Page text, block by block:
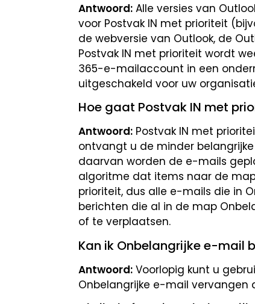
Antwoord: Alle versies van
voor Postvak IN met prioriteit
de webversie van Outlook, de
Postvak IN met prioriteit wordt
365-e-mailaccount in een
uitgeschakeld voor uw
Hoe gaat Postvak IN met
Antwoord: Postvak IN met
ontvangt u de minder
daarvan worden de e-mails
algoritme dat items naar de
prioriteit, dus alle e-mails die in
berichten die al in de map
of te verplaatsen.
Kan ik Onbelangrijke e-mail
Antwoord: Voorlopig kunt u
Onbelangrijke e-mail vervangen